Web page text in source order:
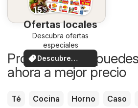
Ofertas locales
Descubra ofertas
especiales
Descubre
ofertas
Productos que
ahora a mejor precio
Té Cocina Horno Caso